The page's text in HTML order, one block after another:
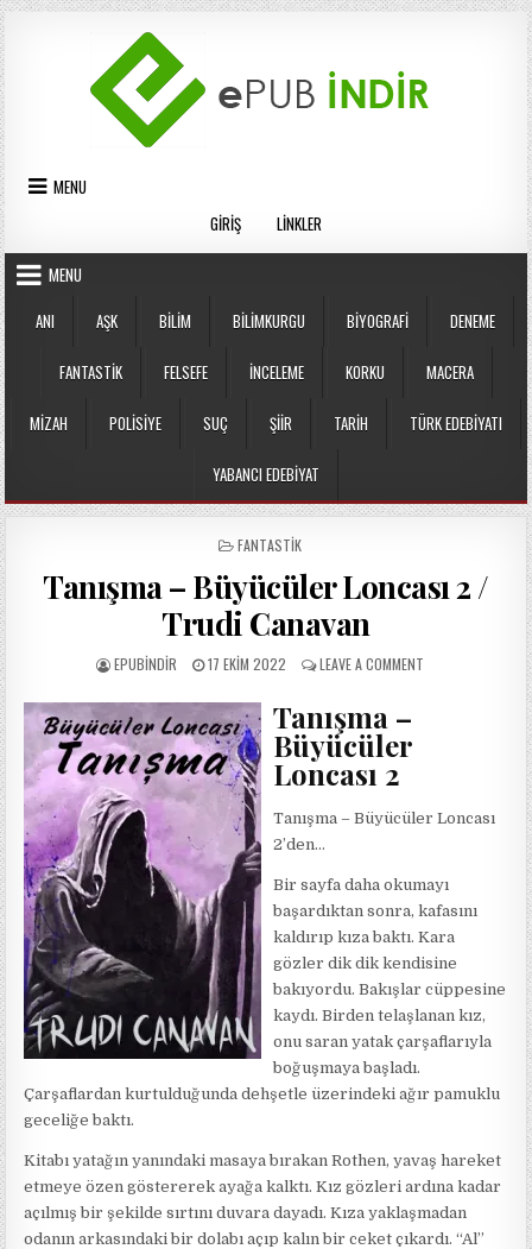
Skip
to
content
MENU
GIRIŞ
LINKLER
MENU
ANI
AŞK BILIM BILIMKURGU BIYOGRAFI DENEME
FANTASTIK FELSEFE İNCELEME KORKU MACERA
MIZAH POLISIYE SUÇ ŞIIR TARIH TÜRK EDEBIYATI
YABANCI EDEBIYAT
POSTED
FANTASTIK
Tanışma – Büyücüler Loncası 2 /
Trudi Canavan
AUTHOR:
EPUBINDIR
PUBLISHED
17 EKIM 2022 LEAVE A COMMENT
CANAVAN
Tanışma –
Büyücüler
Loncası 2
Tanışma – Büyücüler Loncası
2’den…
Bir sayfa daha okumayı
başardıktan sonra, kafasını
kaldırıp kıza baktı. Kara
gözler dik dik kendisine
bakıyordu. Bakışlar cüppesine
kaydı. Birden telaşlanan kız,
onu saran yatak çarşaflarıyla
boğuşmaya başladı.
Çarşaflardan kurtulduğunda dehşetle üzerindeki ağır pamuklu
geceliğe baktı.
Kitabı yatağın yanındaki masaya bırakan Rothen, yavaş hareket
etmeye özen göstererek ayağa kalktı. Kız gözleri ardına kadar
açılmış bir şekilde sırtını duvara dayadı. Kıza yaklaşmadan
odanın arkasındaki bir dolabı açıp kalın bir ceket çıkardı. “Al”